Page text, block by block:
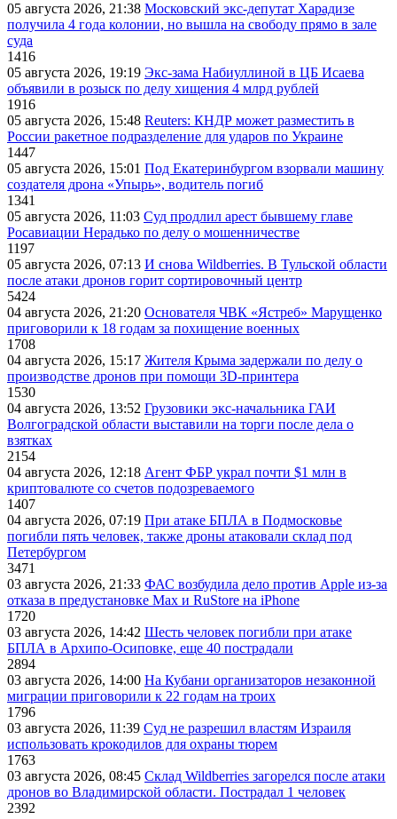
05 августа 2026, 21:38 Московский экс-депутат Харадизе
получила 4 года колонии, но вышла на свободу прямо в зале
суда
1416
05 августа 2026, 19:19 Экс-зама Набиуллиной в ЦБ Исаева
объявили в розыск по делу хищения 4 млрд рублей
1916
05 августа 2026, 15:48 Reuters: КНДР может разместить в
России ракетное подразделение для ударов по Украине
1447
05 августа 2026, 15:01 Под Екатеринбургом взорвали машину
создателя дрона «Упырь», водитель погиб
1341
05 августа 2026, 11:03 Суд продлил арест бывшему главе
Росавиации Нерадько по делу о мошенничестве
1197
05 августа 2026, 07:13 И снова Wildberries. В Тульской области
после атаки дронов горит сортировочный центр
5424
04 августа 2026, 21:20 Основателя ЧВК «Ястреб» Марущенко
приговорили к 18 годам за похищение военных
1708
04 августа 2026, 15:17 Жителя Крыма задержали по делу о
производстве дронов при помощи 3D‑принтера
1530
04 августа 2026, 13:52 Грузовики экс-начальника ГАИ
Волгоградской области выставили на торги после дела о
взятках
2154
04 августа 2026, 12:18 Агент ФБР украл почти $1 млн в
криптовалюте со счетов подозреваемого
1407
04 августа 2026, 07:19 При атаке БПЛА в Подмосковье
погибли пять человек, также дроны атаковали склад под
Петербургом
3471
03 августа 2026, 21:33 ФАС возбудила дело против Apple из-за
отказа в предустановке Max и RuStore на iPhone
1720
03 августа 2026, 14:42 Шесть человек погибли при атаке
БПЛА в Архипо-Осиповке, еще 40 пострадали
2894
03 августа 2026, 14:00 На Кубани организаторов незаконной
миграции приговорили к 22 годам на троих
1796
03 августа 2026, 11:39 Суд не разрешил властям Израиля
использовать крокодилов для охраны тюрем
1763
03 августа 2026, 08:45 Склад Wildberries загорелся после атаки
дронов во Владимирской области. Пострадал 1 человек
2392